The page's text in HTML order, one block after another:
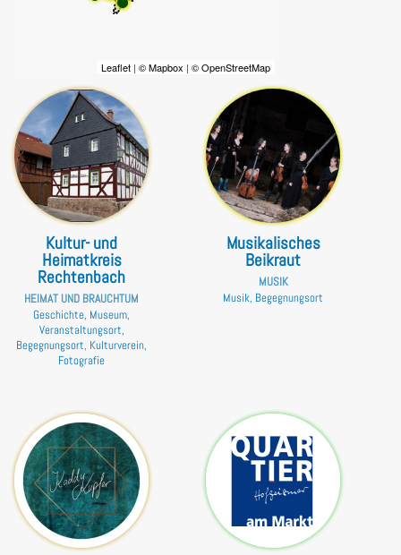
Leaflet |© Mapbox |© OpenStreetMap
Kultur- und
Heimatkreis
Rechtenbach
HEIMAT UND BRAUCHTUM
Geschichte, Museum,
Veranstaltungsort,
Begegnungsort, Kulturverein,
Fotografie
Musikalisches
Beikraut
MUSIK
Musik, Begegnungsort